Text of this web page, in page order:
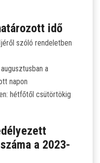
idő
szóló rendeletben
a
napon
hétfőtől csütörtökig
a 2023-